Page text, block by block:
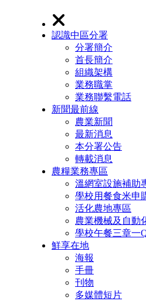
認識中區分署
分署簡介
首長簡介
組織架構
業務職掌
業務聯繫電話
新聞最前線
農業新聞
最新消息
本分署公告
轉載消息
農糧業務專區
溫網室設施補助
學校用餐食米申
活化農地專區
農業機械及自動
學校午餐三章一
鮮享在地
海報
手冊
刊物
多媒體短片